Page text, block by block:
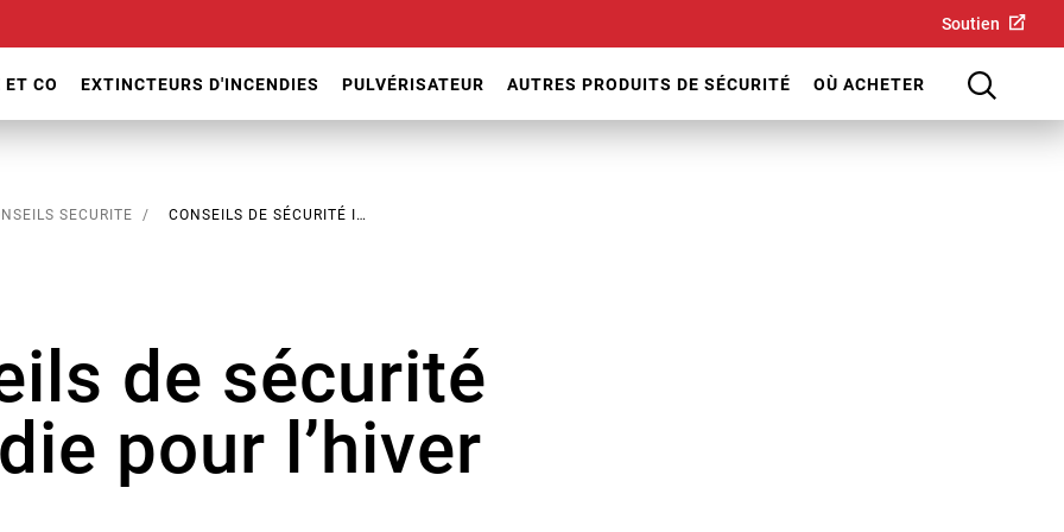
Soutien
CO EXTINCTEURS D'INCENDIES PULVÉRISATEUR AUTRES PRODUITS DE SÉCURITÉ OÙ ACHETER
SECURITE CONSEILS DE SÉCURITÉ INCENDIE POUR L’HIVER
de sécurité
pour l’hiver